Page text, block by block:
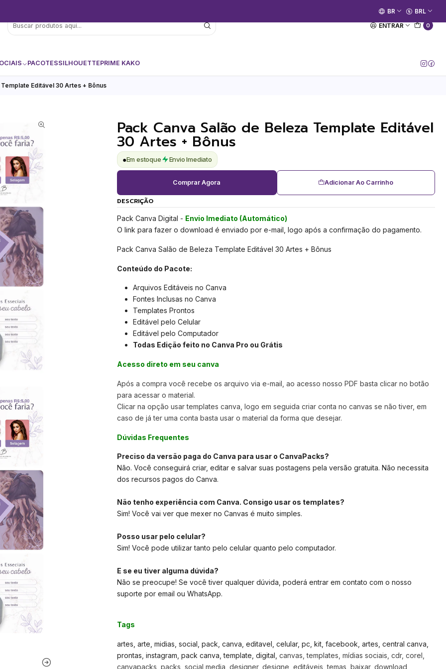
ENTRAR 0
PACOTESSILHOUETTEPRIME KAKO
[Entrar no Canal]
BR BRL
Editável 30 Artes + Bônus
Pack Canva Salão de Beleza Template Editável
30 Artes + Bônus
●Em estoque Envio Imediato
Adicionar Ao Carrinho
Comprar Agora
DESCRIÇÃO
Pack Canva Digital - Envio Imediato (Automático)
O link para fazer o download é enviado por e-mail, logo após a confirmação do pagamento.
Pack Canva Salão de Beleza Template Editável 30 Artes + Bônus
Conteúdo do Pacote:
Arquivos Editáveis no Canva
Fontes Inclusas no Canva
Templates Prontos
Editável pelo Celular
Editável pelo Computador
Todas Edição feito no Canva Pro ou Grátis
Acesso direto em seu canva
Após a compra você recebe os arquivo via e-mail, ao acesso nosso PDF basta clicar no botão
para acessar o material.
Clicar na opção usar templates canva, logo em seguida criar conta no canvas se não tiver, em
caso de já ter uma conta basta usar o material da forma que desejar.
Dúvidas Frequentes
Preciso da versão paga do Canva para usar o CanvaPacks?
Não. Você conseguirá criar, editar e salvar suas postagens pela versão gratuita. Não necessita
dos recursos pagos do Canva.
Não tenho experiência com Canva. Consigo usar os templates?
Sim! Você vai ver que mexer no Canvas é muito simples.
Posso usar pelo celular?
Sim! Você pode utilizar tanto pelo celular quanto pelo computador.
E se eu tiver alguma dúvida?
Não se preocupe! Se você tiver qualquer dúvida, poderá entrar em contato com o nosso
suporte por email ou WhatsApp.
Tags
artes, arte, midias, social, pack, canva, editavel, celular, pc, kit, facebook, artes, central canva,
prontas, instagram, pack canva, template, digital, canvas, templates, mídias sociais, cdr, corel,
canvapacks, packs, social media, designer, designe, editáveis, temas, baixar, download,